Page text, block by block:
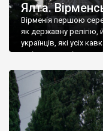
Ялта.
Вірменія першою
як державну релігію,
українців, які усіх
є відданими